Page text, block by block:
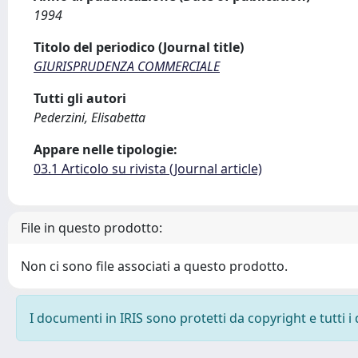
1994
Titolo del periodico (Journal title)
GIURISPRUDENZA COMMERCIALE
Tutti gli autori
Pederzini, Elisabetta
Appare nelle tipologie:
03.1 Articolo su rivista (Journal article)
File in questo prodotto:
Non ci sono file associati a questo prodotto.
I documenti in IRIS sono protetti da copyright e tutti